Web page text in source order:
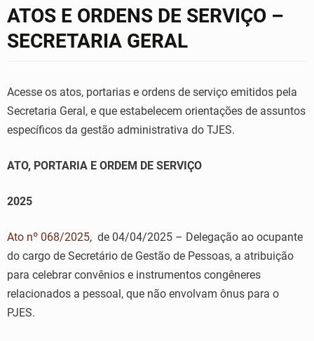
ATOS E ORDENS DE SERVIÇO –
SECRETARIA GERAL
Acesse os atos, portarias e ordens de serviço emitidos pela
Secretaria Geral, e que estabelecem orientações de assuntos
específicos da gestão administrativa do TJES.
ATO, PORTARIA E ORDEM DE SERVIÇO
2025
Ato nº 068/2025, de 04/04/2025 – Delegação ao ocupante
do cargo de Secretário de Gestão de Pessoas, a atribuição
para celebrar convênios e instrumentos congêneres
relacionados a pessoal, que não envolvam ônus para o
PJES.